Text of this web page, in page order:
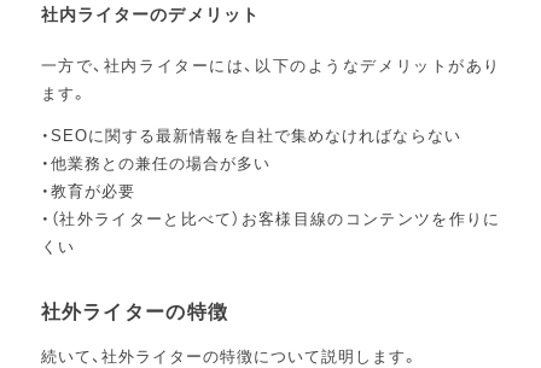
社内ライターのデメリット
一方で、社内ライターには、以下のようなデメリットがあり
ます。
・SEOに関する最新情報を自社で集めなければならない
・他業務との兼任の場合が多い
・教育が必要
・（社外ライターと比べて）お客様目線のコンテンツを作りに
くい
社外ライターの特徴
続いて、社外ライターの特徴について説明します。